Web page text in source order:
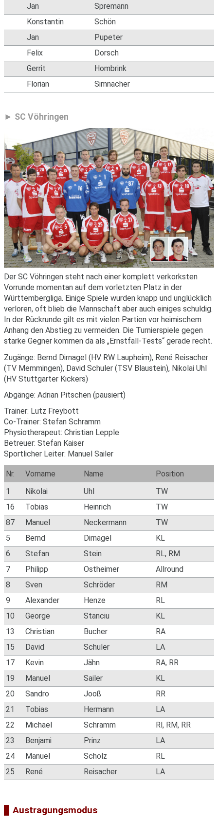
Jan
Spremann
Konstantin
Schön
Jan
Pupeter
Felix
Dorsch
Gerrit
Hombrink
Florian
Simnacher
SC Vöhringen
Der SC Vöhringen steht nach einer komplett verkorksten
Vorrunde momentan auf dem vorletzten Platz in der
Württembergliga. Einige Spiele wurden knapp und unglücklich
verloren, oft blieb die Mannschaft aber auch einiges schuldig.
In der Rückrunde gilt es mit vielen Partien vor heimischem
Anhang den Abstieg zu vermeiden. Die Turnierspiele gegen
starke Gegner kommen da als „Ernstfall-Tests“ gerade recht.
Zugänge: Bernd Dirnagel (HV RW Laupheim), René Reisacher
(TV Memmingen), David Schuler (TSV Blaustein), Nikolai Uhl
(HV Stuttgarter Kickers)
Abgänge: Adrian Pitschen (pausiert)
Trainer: Lutz Freybott
Co-Trainer: Stefan Schramm
Physiotherapeut: Christian Lepple
Betreuer: Stefan Kaiser
Sportlicher Leiter: Manuel Sailer
Nr. Vorname Name
Position
1
Nikolai Uhl
TW
16
Tobias Heinrich
TW
87
Manuel Neckermann
TW
5
Bernd Dirnagel
KL
6
Stefan Stein
RL, RM
7
Philipp Ostheimer
Allround
8
Sven Schröder
RM
9
Alexander Henze
RL
10
George Stanciu
KL
13
Christian Bucher
RA
15
David Schuler
LA
17
Kevin Jähn
RA, RR
19
Manuel Sailer
KL
20
Sandro Jooß
RR
21
Tobias Hermann
LA
22
Michael Schramm
Rl, RM, RR
23
Benjami Prinz
LA
24
Manuel Scholz
RL
25
René Reisacher LA
Austragungsmodus